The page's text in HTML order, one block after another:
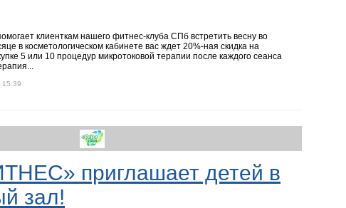
клиенткам нашего фитнес-клуба СПб встретить весну во
в косметологическом кабинете вас ждет 20%-ная скидка на
5 или 10 процедур микротоковой терапии после каждого сеанса
15:39
приглашает детей в
зал!